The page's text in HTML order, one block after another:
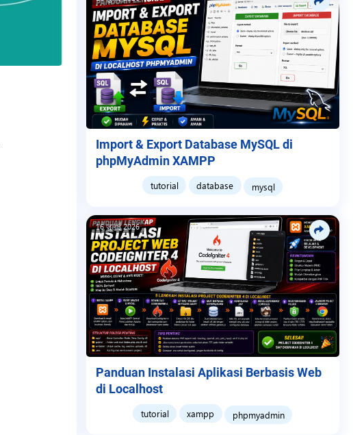
Import & Export Database MySQL di
phpMyAdmin XAMPP
tutorial database mysql
16 जुलाई 2026
Panduan Instalasi Aplikasi Berbasis Web
di Localhost
tutorial xampp phpmyadmin